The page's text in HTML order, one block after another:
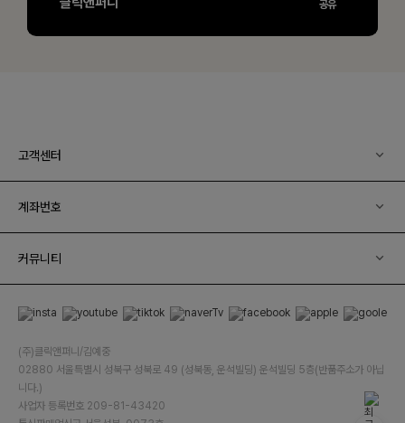
고객센터
계좌번호
커뮤니티
(주)클릭앤퍼니/김예중
02880 서울특별시 성북구 성북로 49 (성북동, 운석빌딩) 운석빌딩 5층(반품주소가 아닙
니다.)
사업자 등록번호 209-81-43420